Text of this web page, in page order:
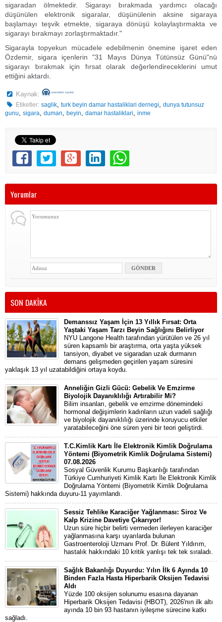
sigaradan ölmektedir. Sigarayı bırakmada yardımcı olacağı
düşünülen elektronik sigaralar, düşünülenin aksine sigaraya
başlamayı teşvik etmekte, sigaraya dönüşü kolaylaştırmakta ve
sigarayı bırakmayı zorlaştırmaktadır."
Sigarayla topyekun mücadele edebilmenin önemine işaret eden
Özdemir, sigara içenlerin "31 Mayıs Dünya Tütünsüz Günü"nü
sigarayı bırakmak için fırsat olarak değerlendireceklerini umut
ettiğini aktardı.
Kaynak:
Etiketler: saglik,turk beyin damar hastaliklari dernegi,dunya tutunsuz
gunu, sigara, duman, beyin, damar hastaliklari, inme
Yorumlar
SON DAKİKA
Demanssız Yaşam İçin 13 Yıllık Fırsat: Orta
Yaştaki Yaşam Tarzı Beyin Sağlığını Belirliyor
NYU Langone Health tarafından yürütülen ve 26 yıl
süren kapsamlı bir araştırma, orta yaşta yüksek
tansiyon, diyabet ve sigaradan uzak durmanın
demans gelişmeden geçirilen yaşam süresini
yaklaşık 13 yıl uzatabildiğini ortaya koydu.
Anneliğin Gizli Gücü: Gebelik Ve Emzirme
Biyolojik Dayanıklılığı Artırabilir Mi?
Bilim insanları, gebelik ve emzirme dönemindeki
hormonal değişimlerin kadınların uzun vadeli sağlığı
ve biyolojik dayanıklılığı üzerinde koruyucu etkiler
yaratabileceğini öne süren yeni bir teori geliştirdi.
T.C.Kimlik Kartı İle Elektronik Kimlik Doğrulama
Yöntemi (Biyometrik Kimlik Doğrulama Sistemi)
07.08.2026
Sosyal Güvenlik Kurumu Başkanlığı tarafından
Türkiye Cumhuriyeti Kimlik Kartı İle Elektronik Kimlik
Doğrulama Yöntemi (Biyometrik Kimlik Doğrulama
Sistemi) hakkında duyuru-11 yayımlandı.
Sessiz Tehlike Karaciğer Yağlanması: Siroz Ve
Kalp Krizine Davetiye Çıkarıyor!
Uzun süre hiçbir belirti vermeden ilerleyen karaciğer
yağlanmasına karşı uyarılarda bulunan
Gastroenteroloji Uzmanı Prof. Dr. Bülent Yıldırım,
hastalık hakkındaki 10 kritik yanlışı tek tek sıraladı.
Sağlık Bakanlığı Duyurdu: Yılın İlk 6 Ayında 10
Binden Fazla Hasta Hiperbarik Oksijen Tedavisi
Aldı
Yüzde 100 oksijen solunumu esasına dayanan
Hiperbarik Oksijen Tedavisi (HBOT), 2026'nın ilk altı
ayında 10 bin 93 hastanın iyileşme sürecine katkı
sağladı.